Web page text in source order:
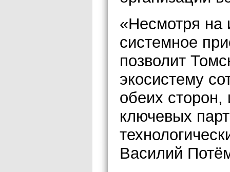
«Несмотря
системное
позволит
экосистему
обеих
ключевых
Василий